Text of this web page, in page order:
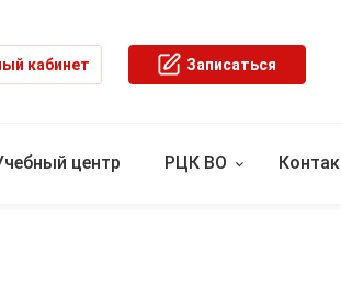
кабинет Записаться
центр РЦК ВО